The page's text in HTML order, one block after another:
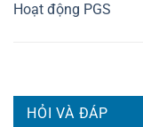
Hoạt động PGS
HỎI VÀ ĐÁP